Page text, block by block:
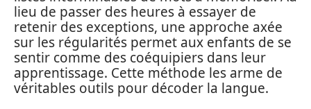
lieu de passer des heures à essayer de
retenir des exceptions, une approche axée
sur les régularités permet aux enfants de se
sentir comme des coéquipiers dans leur
apprentissage. Cette méthode les arme de
véritables outils pour décoder la langue.